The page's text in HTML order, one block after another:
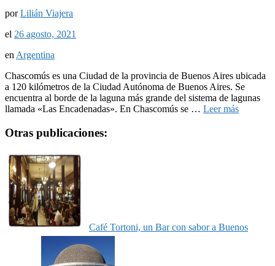
porLilián Viajera
el 26 agosto, 2021
en Argentina
Chascomús es una Ciudad de la provincia de Buenos Aires ubicada
a 120 kilómetros de la Ciudad Autónoma de Buenos Aires. Se
encuentra al borde de la laguna más grande del sistema de lagunas
llamada «Las Encadenadas». En Chascomús se … Leer más
Otras publicaciones:
Café Tortoni, un Bar con sabor a Buenos